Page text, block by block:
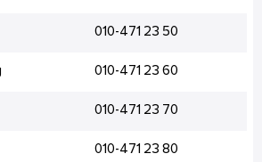
010-471 23 50
010-471 23 60
010-471 23 70
010-471 23 80